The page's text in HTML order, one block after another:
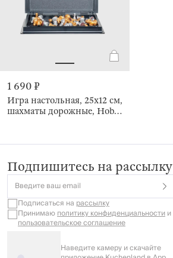
1 690 ₽
Игра настольная, 25х12 см,
шахматы дорожные, Hobby
Подпишитесь на рассылку
Введите ваш email
Подписаться на рассылку
Принимаюполитику конфиденциальностии
пользовательское соглашение
Наведите камеру и скачайте